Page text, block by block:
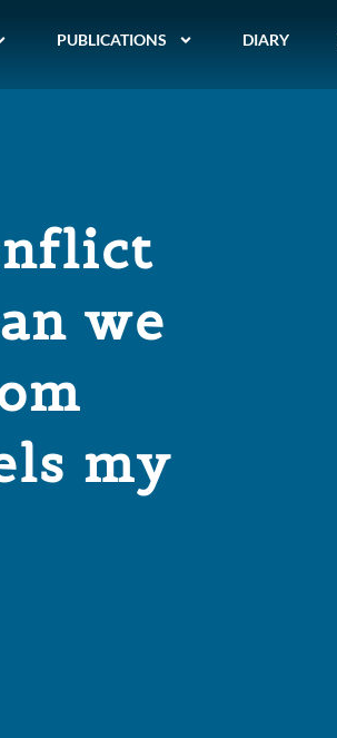
PUBLICATIONS DIARY
we
my